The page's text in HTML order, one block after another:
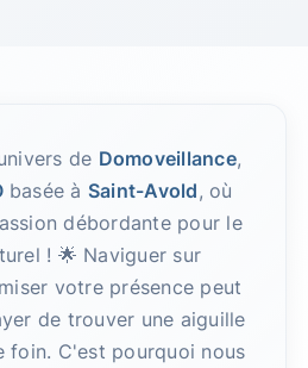
de Domoveillance,
basée à Saint-Avold, où
débordante pour le
! 🌟 Naviguer sur
votre présence peut
de trouver une aiguille
foin. C'est pourquoi nous